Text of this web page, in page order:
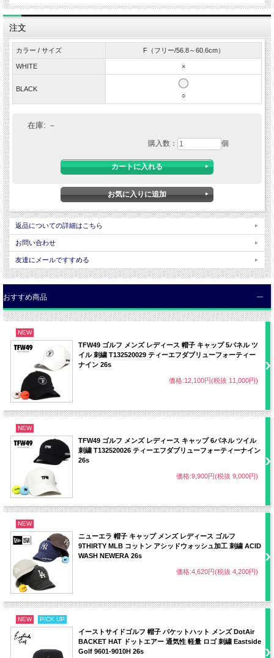
刺繍でレイアウト。シンプルなルックスながらもお洒落感あふれる仕上りです。
躍する機能美のキャップで、快適なラウンドをお楽しみください。
◆特徴
・しなやかで軽量なプロライト素材
・メッシュ仕様
・スベリ部分は抗菌効果のある機能素材“MICROERA”を採用
・カーブドバイザー
本体：ポリエステル100％
MADE IN CHINA
F（フリー/56.8～60.6cm） ※アジャスターで調節可能
・サイズ表記はメーカー独自の算出方法による参考容量になります。計測方法によ
り異なりますのでご了承下さい。
■商品画像について
・当店内の全ての画像はデジタルカメラによるものです。
・お客様のパソコンの設定（OS・モニター）によって商品の色や素材感が 異なっ
・天候によって色・素材感が違った風に見える場合がございます。
注文
カラー / サイズ F（フリー/56.8～60.6cm）
WHITE ×
BLACK
○
在庫: －
購入数： 個
返品についての詳細はこちら
お問い合わせ
友達にメールですすめる
おすすめ商品
NEW
TFW49 ゴルフ メンズ レディース 帽子 キャップ 5パネル ツ
イル 刺繍 T132520029 ティーエフダブリューフォーティー
ナイン 26s
価格:12,100円(税抜 11,000円)
NEW
TFW49 ゴルフ メンズ レディース キャップ 6パネル ツイル
刺繍 T132520026 ティーエフダブリューフォーティーナイン
26s
価格:9,900円(税抜 9,000円)
NEW
ニューエラ 帽子 キャップ メンズ レディース ゴルフ
9THIRTY MLB コットン アシッドウォッシュ加工 刺繍 ACID
WASH NEWERA 26s
価格:4,620円(税抜 4,200円)
NEW PICK UP
イーストサイドゴルフ 帽子 バケットハット メンズ DotAir
BACKET HAT ドットエアー 通気性 軽量 ロゴ 刺繍 Eastside
Golf 9601-9010H 26s